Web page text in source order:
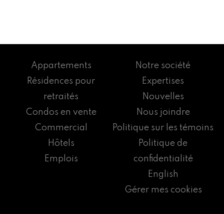
Appartements
Résidences pour
retraités
Condos en vente
Commercial
Hôtels
Emplois
Notre société
Expertises
Nouvelles
Nous joindre
Politique sur les témoins
Politique de
confidentialité
English
Gérer mes cookies